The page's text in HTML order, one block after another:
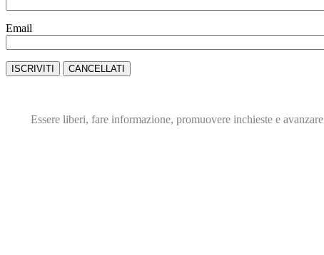
Email
Essere liberi, fare informazione, promuovere inchieste e avanzare